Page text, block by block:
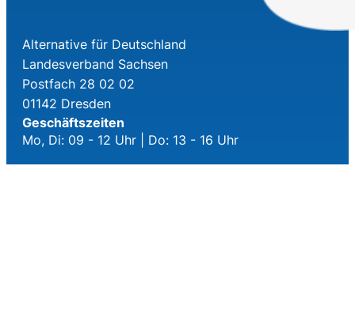
Alternative für Deutschland
Landesverband Sachsen
Postfach 28 02 02
01142 Dresden
Geschäftszeiten
Mo, Di: 09 - 12 Uhr | Do: 13 - 16 Uhr